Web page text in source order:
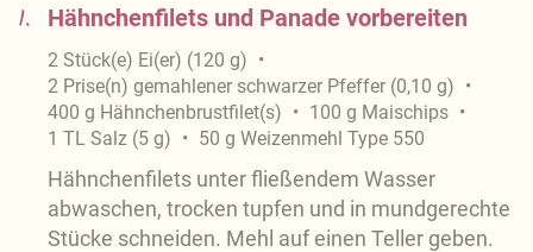
1. Hähnchenfilets und Panade vorbereiten
2 Stück(e) Ei(er) (120 g)
2 Prise(n) gemahlener schwarzer Pfeffer (0,10 g)
400 g Hähnchenbrustfilet(s) 100 g Maischips
1 TL Salz (5 g) 50 g Weizenmehl Type 550
Hähnchenfilets unter fließendem Wasser
abwaschen, trocken tupfen und in mundgerechte
Stücke schneiden. Mehl auf einen Teller geben.